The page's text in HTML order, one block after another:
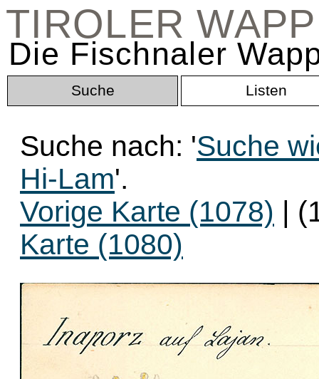
TIROLER
Die Fischnaler
Suche Listen
Suche nach: 'Suche
Hi-Lam'.
Vorige Karte (1078) |
Karte (1080)